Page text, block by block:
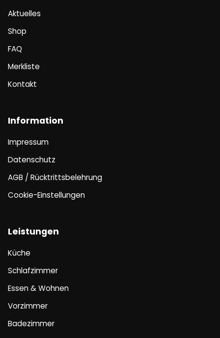
Aktuelles
Shop
FAQ
Merkliste
Kontakt
Information
Impressum
Datenschutz
AGB / Rücktrittsbelehrung
Cookie-Einstellungen
Leistungen
Küche
Schlafzimmer
Essen & Wohnen
Vorzimmer
Badezimmer